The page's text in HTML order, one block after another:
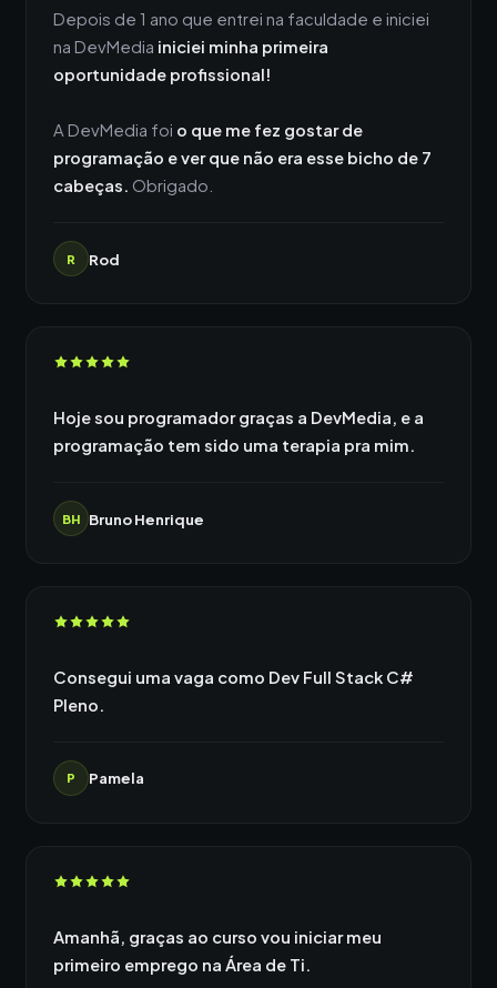
Depois de 1 ano que entrei na faculdade e iniciei
na DevMedia iniciei minha primeira
oportunidade profissional!
A DevMedia foi o que me fez gostar de
programação e ver que não era esse bicho de 7
cabeças. Obrigado.
R Rod
Hoje sou programador graças a DevMedia, e a
programação tem sido uma terapia pra mim.
BH Bruno Henrique
Consegui uma vaga como Dev Full Stack C#
Pleno.
P Pamela
Amanhã, graças ao curso vou iniciar meu
primeiro emprego na Área de Ti.